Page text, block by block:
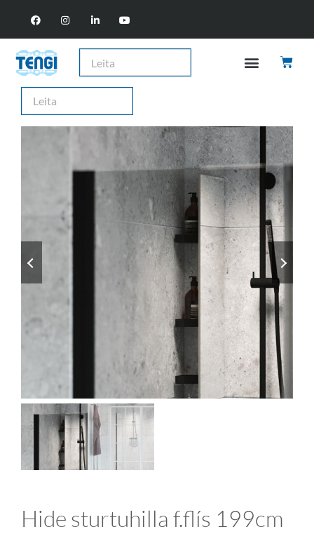
Hide sturtuhilla f.flís 199cm